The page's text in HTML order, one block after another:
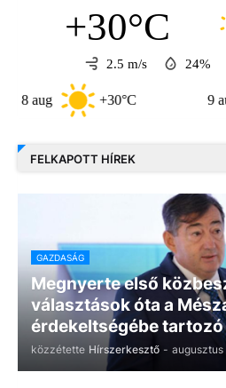
+30°C
2.5 m/s 24%
+30°C
FELKAPOTT HÍREK
GAZDASÁG
Megnyerte első
választások óta a
érdekeltségébe
közzétette Hírszerkesztő -